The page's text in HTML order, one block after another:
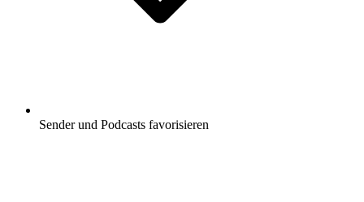
Sender und Podcasts favorisieren